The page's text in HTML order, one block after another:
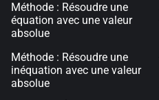
Méthode : Résoudre une
équation avec une valeur
absolue
Méthode : Résoudre une
inéquation avec une valeur
absolue